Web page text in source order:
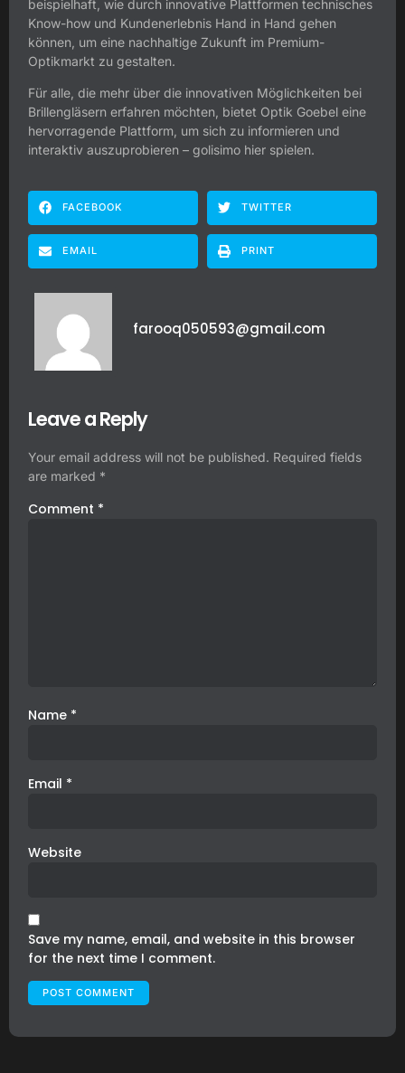
beispielhaft, wie durch innovative Plattformen technisches
Know-how und Kundenerlebnis Hand in Hand gehen
können, um eine nachhaltige Zukunft im Premium-
Optikmarkt zu gestalten.
Für alle, die mehr über die innovativen Möglichkeiten bei
Brillengläsern erfahren möchten, bietet Optik Goebel eine
hervorragende Plattform, um sich zu informieren und
interaktiv auszuprobieren – golisimo hier spielen.
FACEBOOK TWITTER
EMAIL PRINT
farooq050593@gmail.com
Leave a Reply
Your email address will not be published. Required fields
are marked *
Comment *
Name *
Email *
Website
Save my name, email, and website in this browser
for the next time I comment.